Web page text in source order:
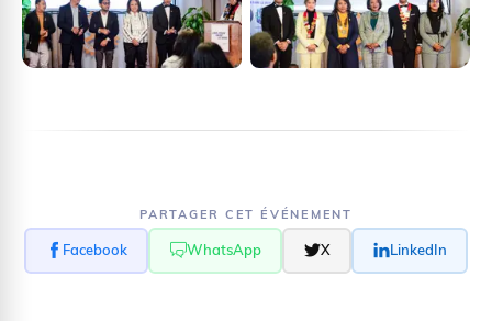
PARTAGER CET ÉVÉNEMENT
Facebook WhatsApp X LinkedIn